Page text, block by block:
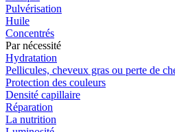
Pulvérisation
Huile
Concentrés
Par nécessité
Hydratation
Pellicules, cheveux gras ou perte de
Protection des couleurs
Densité capillaire
Réparation
La nutrition